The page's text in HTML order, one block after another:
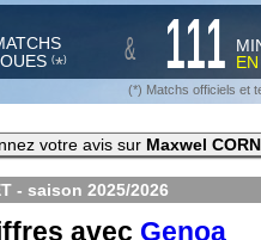
(*) & 111
(*) Matchs officiels et
votre avis sur Maxwel
- saison 2025/2026
avec Genoa